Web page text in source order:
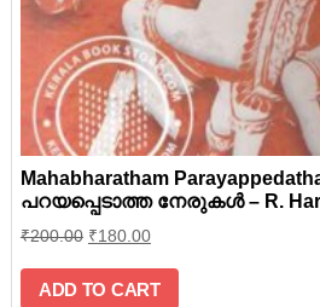
Mahabharatham
പറയപ്പെടാത്ത നേരുകള്‍ – R.
₹200.00 ₹180.00
ADD TO CART